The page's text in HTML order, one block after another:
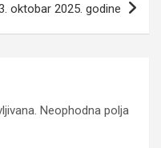
oktobar 2025. godine
Neophodna polja